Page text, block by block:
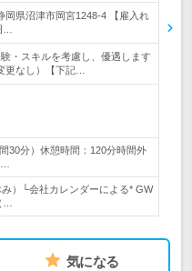
岡県沼津市岡宮1248-4 【雇入れ
…
・スキルを考慮し、優遇します
更なし）【下記…
30分）休憩時間：120分時間外
）└会社カレンダーによる* GW
…
気になる